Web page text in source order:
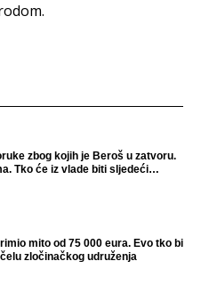
zbog kojih je Beroš u zatvoru.
Tko će iz vlade biti sljedeći
mito od 75 000 eura. Evo tko bi
zločinačkog udruženja